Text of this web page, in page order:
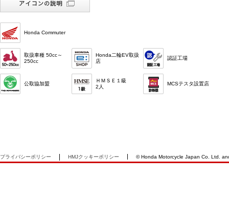
Honda Commuter
取扱車種 50cc～
250cc
Honda二輪EV取扱
店
認証工場
公取協加盟
ＨＭＳＥ１級
2人
MCSテスタ設置店
プライバシーポリシー HMJクッキーポリシー © Honda Motorcycle Japan Co. Ltd.